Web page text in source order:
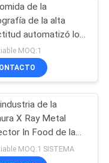
de
de la
de la alta
automatizó los
de inspección
para la confitería
que
MOQ:1
de la
X Ray Metal
In Food de la
SUS304
m
MOQ:1 SISTEMA